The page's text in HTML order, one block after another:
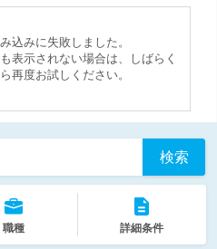
込みに失敗しました。
表示されない場合は、しばらく
再度お試しください。
検索
職種 詳細条件